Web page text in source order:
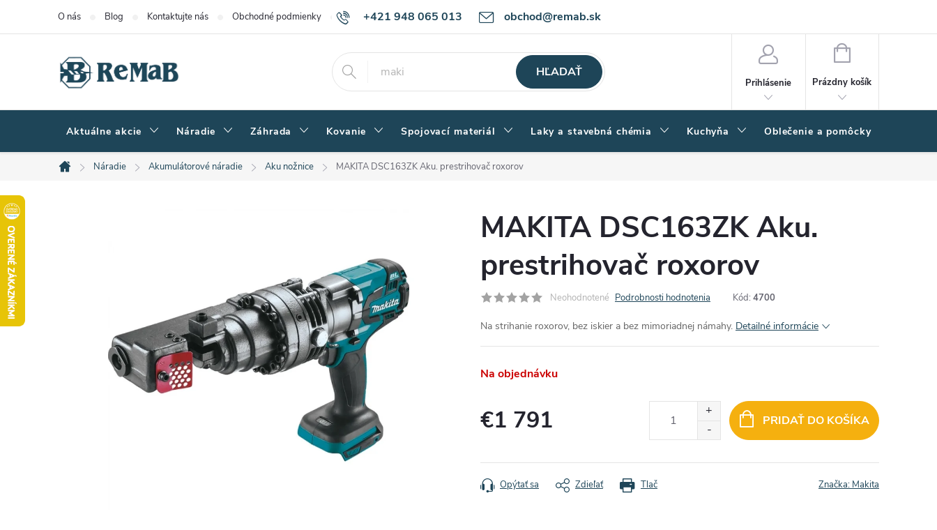
+421 948 065 013 obchod@remab.sk
O nás Blog Kontaktujte nás Obchodné podmienky Podmienky ochrany osobných údajov Ako nakupovať
HĽADAŤ
Prihlásenie
NÁKUPNÝ
Prázdny košík
Aktuálne akcie Náradie Záhrada Kovanie Spojovací materiál Laky a stavebná chémia Kuchyňa Oblečenie a pomôcky
Domov
Náradie Akumulátorové náradie Aku nožnice MAKITA DSC163ZK Aku. prestrihovač roxorov
MAKITA DSC163ZK Aku.
prestrihovač roxorov
Neohodnotené Podrobnosti hodnotenia Kód: 4700
Na strihanie roxorov, bez iskier a bez mimoriadnej námahy. Detailné informácie
Na objednávku
€1 791 PRIDAŤ DO KOŠÍKA
Tlač
Opýtať sa Zdieľať Značka: Makita